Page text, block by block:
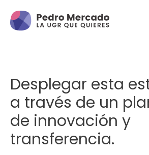
Desplegar esta
a través de un
de innovación y
transferencia.